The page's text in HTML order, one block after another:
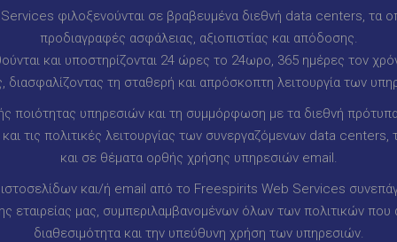
φιλοξενούνται σε βραβευμένα διεθνή data centers, τα
προδιαγραφές ασφάλειας, αξιοπιστίας και απόδοσης.
και υποστηρίζονται 24 ώρες το 24ωρο, 365 ημέρες τον
διασφαλίζοντας τη σταθερή και απρόσκοπτη λειτουργία των
ποιότητας υπηρεσιών και τη συμμόρφωση με τα διεθνή
τις πολιτικές λειτουργίας των συνεργαζόμενων data
και σε θέματα ορθής χρήσης υπηρεσιών email.
και/ή email από το Freespirits Web Services
εταιρείας μας, συμπεριλαμβανομένων όλων των πολιτικών που
διαθεσιμότητα και την υπεύθυνη χρήση των υπηρεσιών.